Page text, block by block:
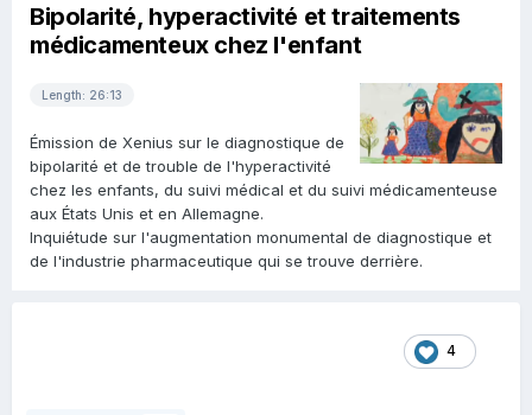
Bipolarité, hyperactivité et traitements
médicamenteux chez l'enfant
Length: 26:13
Émission de Xenius sur le diagnostique de
bipolarité et de trouble de l'hyperactivité
chez les enfants, du suivi médical et du suivi médicamenteuse
aux États Unis et en Allemagne.
Inquiétude sur l'augmentation monumental de diagnostique et
de l'industrie pharmaceutique qui se trouve derrière.
4